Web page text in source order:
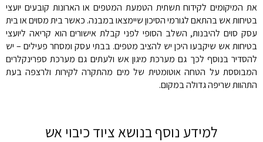
את המיקומים לקידוח תשתית הטמעת המטפים או הארונות קובעים יועצי
בטיחות אש בהתאם לגורמי הסיכון שיימצאו במבנה. כאשר בית מסוים או בית
עסק סוים להיבנות, השלב הסופי לפני קבלת אישורים הוא קריאה ליועצי
בטיחות אש שיקבעו היכן יש להציב מטפים. בבתי עסק ומסחר פעילים – יש
להסדיר בנוסף לכך גם מערכת מיגון אש ולעתים גם מערכת ספרינקלרים
המבוססת על הטחה אוטומטית של מים מהתקרה לקירות ולרצפה בעת
התהוות שריפה גדולה במקום.
למידע נוסף בנושא ציוד כיבוי אש